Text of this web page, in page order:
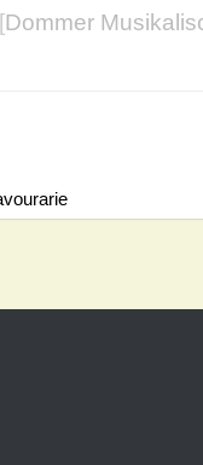
[Dommer